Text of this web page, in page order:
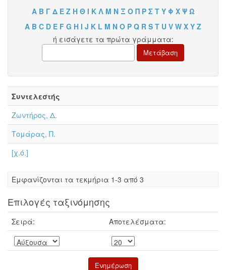
Α Β Γ Δ Ε Ζ Η Θ Ι Κ Λ Μ Ν Ξ Ο Π Ρ Σ Τ Υ Φ Χ Ψ Ω
A B C D E F G H I J K L M N O P Q R S T U V W X Y Z
ή εισάγετε τα πρώτα γράμματα:
Συντελεστής
Ζωντήρος, Δ.
Τομάρας, Π.
[χ.ό.]
Eμφανίζονται τα τεκμήρια 1-3 από 3
Επιλογές ταξινόμησης
Σειρά: Αποτελέσματα: